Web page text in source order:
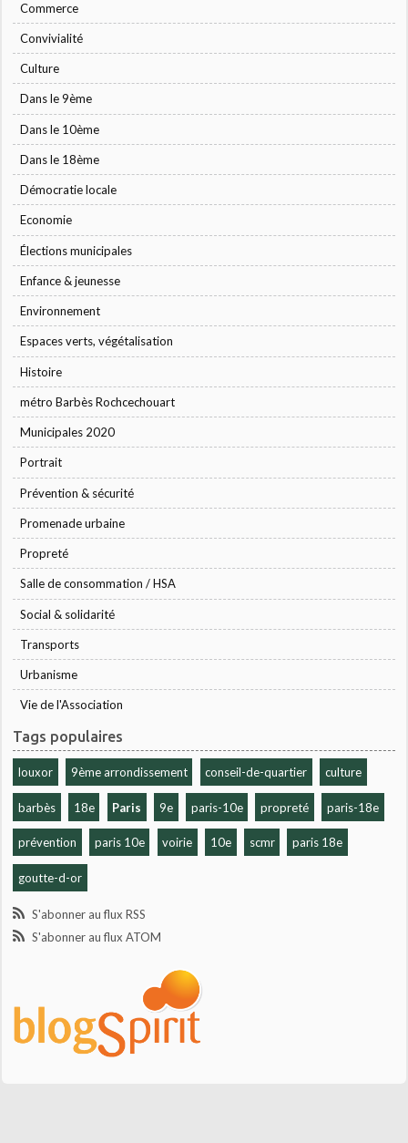
Commerce
Convivialité
Culture
Dans le 9ème
Dans le 10ème
Dans le 18ème
Démocratie locale
Economie
Élections municipales
Enfance & jeunesse
Environnement
Espaces verts, végétalisation
Histoire
métro Barbès Rochcechouart
Municipales 2020
Portrait
Prévention & sécurité
Promenade urbaine
Propreté
Salle de consommation / HSA
Social & solidarité
Transports
Urbanisme
Vie de l'Association
Tags populaires
louxor 9ème arrondissement conseil-de-quartier culture
barbès 18e Paris 9e paris-10e propreté paris-18e
prévention paris 10e voirie 10e scmr paris 18e
goutte-d-or
S'abonner au flux RSS
S'abonner au flux ATOM